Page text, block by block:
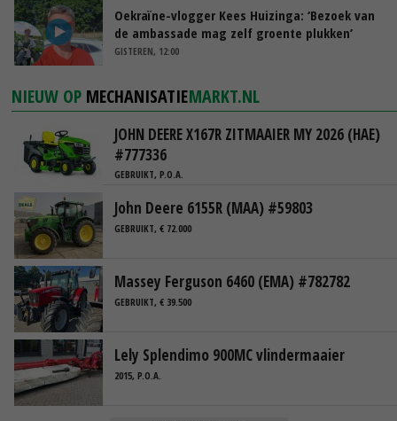
Oekraïne-vlogger Kees Huizinga: ‘Bezoek van
de ambassade mag zelf groente plukken’
GISTEREN, 12:00
NIEUW OP MECHANISATIEMARKT.NL
JOHN DEERE X167R ZITMAAIER MY 2026 (HAE)
#777336
GEBRUIKT, P.O.A.
John Deere 6155R (MAA) #59803
GEBRUIKT, € 72.000
Massey Ferguson 6460 (EMA) #782782
GEBRUIKT, € 39.500
Lely Splendimo 900MC vlindermaaier
2015, P.O.A.